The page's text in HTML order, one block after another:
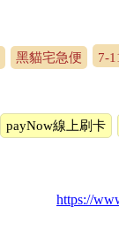
黑貓宅急便
7-
payNow線上刷卡
https://